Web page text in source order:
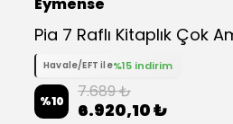
Havale/EFT ile%15 indirim
%10 7.689 ₺
6.920,10 ₺